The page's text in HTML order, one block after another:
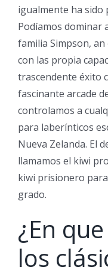
igualmente ha sido
Podíamos dominar
familia Simpson,
con las propia
trascendente éxito
fascinante arcade
controlamos a
para laberínticos
Nueva Zelanda. El
llamamos el kiwi
kiwi prisionero
grado.
¿En
los